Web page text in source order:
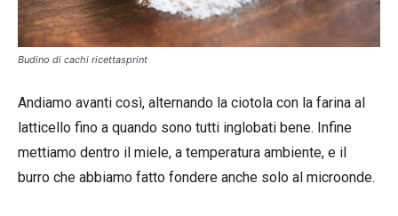
Budino di cachi ricettasprint
Andiamo avanti così, alternando la ciotola con la farina al
latticello fino a quando sono tutti inglobati bene. Infine
mettiamo dentro il miele, a temperatura ambiente, e il
burro che abbiamo fatto fondere anche solo al microonde.